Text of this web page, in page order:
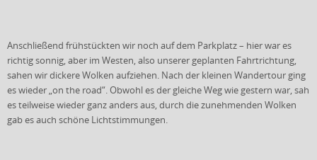
Anschließend frühstückten wir noch auf dem Parkplatz – hier war es
richtig sonnig, aber im Westen, also unserer geplanten Fahrtrichtung,
sahen wir dickere Wolken aufziehen. Nach der kleinen Wandertour ging
es wieder „on the road“. Obwohl es der gleiche Weg wie gestern war, sah
es teilweise wieder ganz anders aus, durch diezunehmenden Wolken
gab es auch schöne Lichtstimmungen.